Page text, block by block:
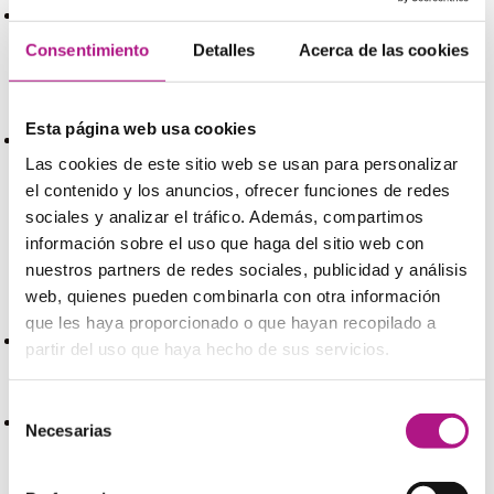
Consentimiento Detalles Acerca de las cookies
Esta página web usa cookies
Las cookies de este sitio web se usan para personalizar
el contenido y los anuncios, ofrecer funciones de redes
sociales y analizar el tráfico. Además, compartimos
información sobre el uso que haga del sitio web con
nuestros partners de redes sociales, publicidad y análisis
web, quienes pueden combinarla con otra información
que les haya proporcionado o que hayan recopilado a
partir del uso que haya hecho de sus servicios.
Necesarias
Plentytiene un matiz que indica que hay suficiente, incluso
Don’t worry about the dogs, they have plenty of food and
water for the weekend
All (of), whole, both
All (of)ywholese usan para hablar de la totalidad de algo
o de un grupo de cosas
There was a blackout and all (of) the frozen food has
spoiled
The whole town is dark because of the blackout
not ally